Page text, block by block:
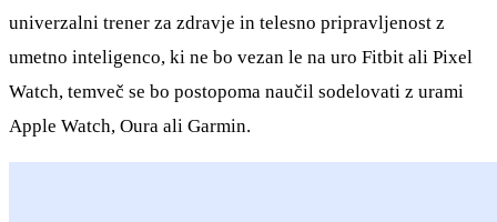
univerzalni trener za zdravje in telesno pripravljenost z
umetno inteligenco, ki ne bo vezan le na uro Fitbit ali Pixel
Watch, temveč se bo postopoma naučil sodelovati z urami
Apple Watch, Oura ali Garmin.